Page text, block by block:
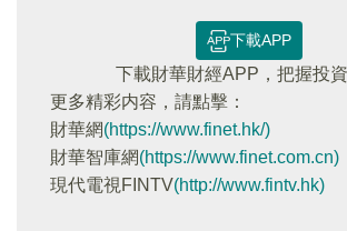
下載APP
下載財華財經APP，把握投
更多精彩内容，請點擊：
財華網(https://www.finet.hk/)
財華智庫網(https://www.finet.com.cn)
現代電視FINTV(http://www.fintv.hk)